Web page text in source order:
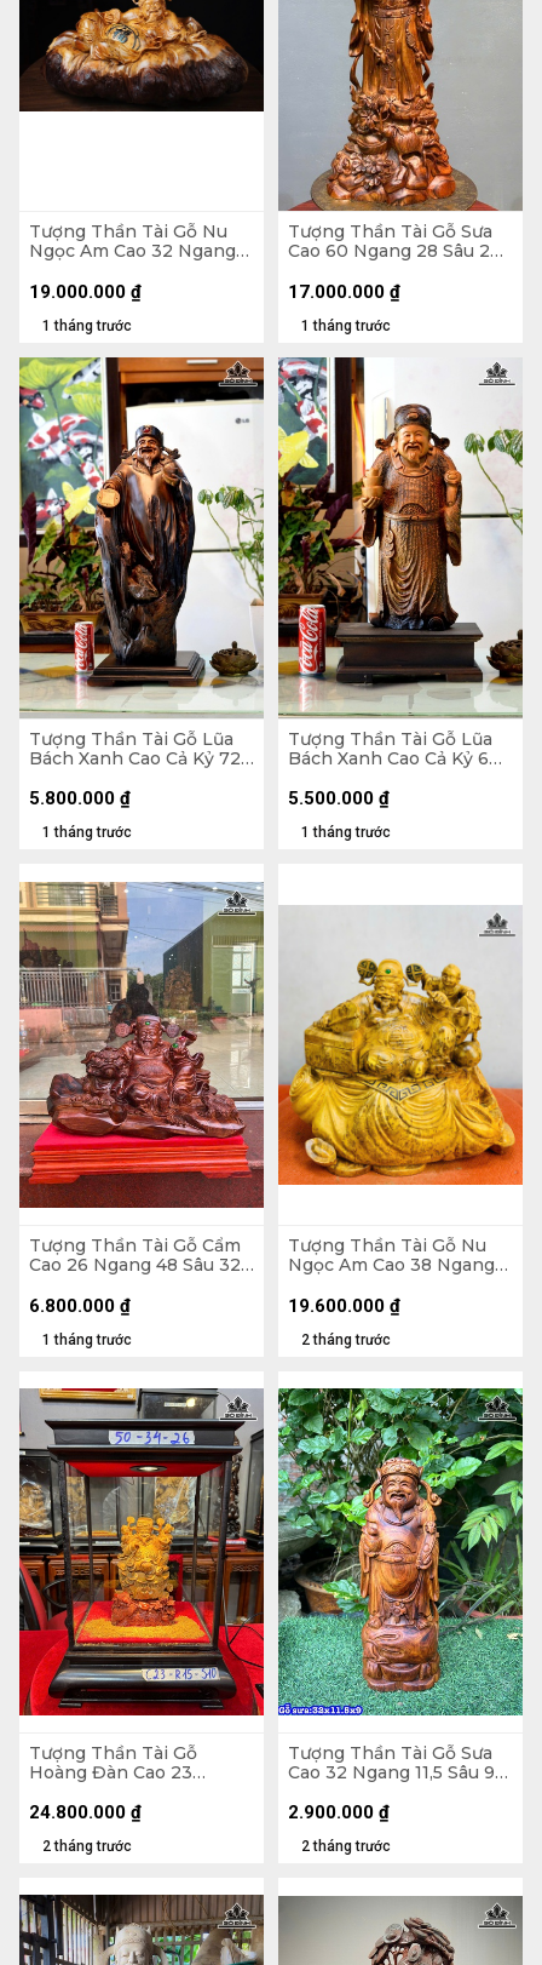
Tượng Thần Tài Gỗ Nu
Ngọc Am Cao 32 Ngang
1 tháng trước
19.000.000 ₫
Tượng Thần Tài Gỗ Sưa
Cao 60 Ngang 28 Sâu 20
1 tháng trước
17.000.000 ₫
Tượng Thần Tài Gỗ Lũa
Bách Xanh Cao Cả Kỷ 72
Kỷ Cao 10
1 tháng trước
5.800.000 ₫
Tượng Thần Tài Gỗ Lũa
Bách Xanh Cao Cả Kỷ 60
Cao 10
1 tháng trước
5.500.000 ₫
Tượng Thần Tài Gỗ Cẩm
Cao 26 Ngang 48 Sâu 32
1 tháng trước
6.800.000 ₫
Tượng Thần Tài Gỗ Nu
Ngọc Am Cao 38 Ngang
2 tháng trước
19.600.000 ₫
Tượng Thần Tài Gỗ
Hoàng Đàn Cao 23
2 tháng trước
24.800.000 ₫
Tượng Thần Tài Gỗ Sưa
Cao 32 Ngang 11,5 Sâu 9
2 tháng trước
2.900.000 ₫